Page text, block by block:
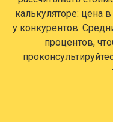
калькуляторе: цена
у конкурентов.
процентов,